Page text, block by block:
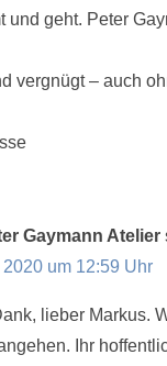
und geht. Peter
vergnügt – auch
Gaymann Atelier
2020 um 12:59 Uhr
lieber Markus.
Ihr